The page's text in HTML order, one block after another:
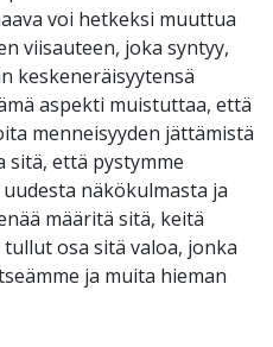
voi hetkeksi muuttua
viisauteen, joka syntyy,
keskeneräisyytensä
aspekti muistuttaa, että
menneisyyden jättämistä
sitä, että pystymme
näkökulmasta ja
määritä sitä, keitä
osa sitä valoa, jonka
ja muita hieman